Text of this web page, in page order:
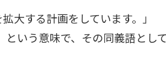
大する計画をしています。」
という意味で、その同義語とし